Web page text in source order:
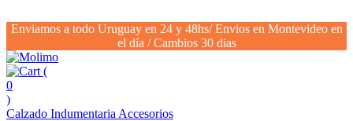
Enviamos a todo Uruguay en 24 y 48hs/ Envios en Montevideo en
el día / Cambios 30 dias
(
0
)
Calzado Indumentaria Accesorios